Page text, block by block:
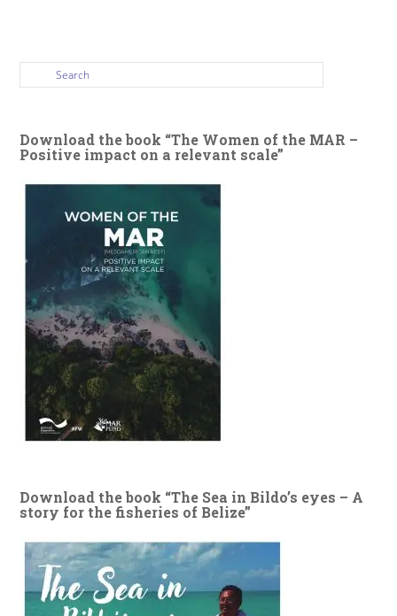
Download the book “The Women of the MAR –
Positive impact on a relevant scale”
Download the book “The Sea in Bildo’s eyes – A
story for the fisheries of Belize”